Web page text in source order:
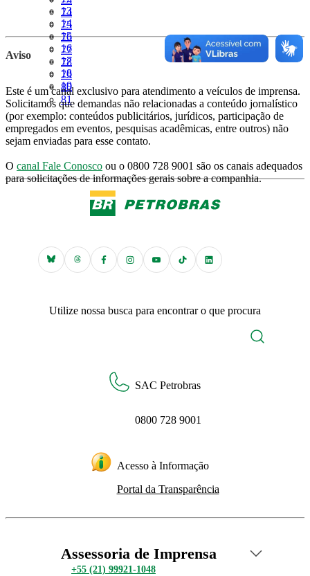
Página
13
Página
14
Página
15
Página
16
Página
17
Página
18
Página
19
Página
74
Página
75
Página
76
Página
77
Página
78
Página
79
Página
80
Página
81
Aviso
Este é um canal exclusivo para atendimento a veículos de imprensa.
Solicitamos que demandas não relacionadas a conteúdo jornalístico
(por exemplo: conteúdos publicitários, jurídicos, participação de
empregados em eventos, pesquisas acadêmicas, entre outros) não
sejam enviadas para esse contato.
O canal Fale Conosco ou o 0800 728 9001 são os canais adequados
para solicitações de informações gerais sobre a companhia.
Utilize nossa busca para encontrar o que procura
SAC Petrobras
0800 728 9001
Acesso à Informação
Portal da Transparência
Assessoria de Imprensa
+55 (21) 99921-1048